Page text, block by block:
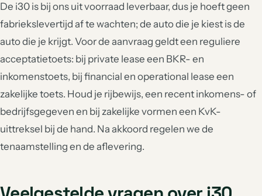
De i30 is bij ons uit voorraad leverbaar, dus je hoeft geen
fabriekslevertijd af te wachten; de auto die je kiest is de
auto die je krijgt. Voor de aanvraag geldt een reguliere
acceptatietoets: bij private lease een BKR- en
inkomenstoets, bij financial en operational lease een
zakelijke toets. Houd je rijbewijs, een recent inkomens- of
bedrijfsgegeven en bij zakelijke vormen een KvK-
uittreksel bij de hand. Na akkoord regelen we de
tenaamstelling en de aflevering.